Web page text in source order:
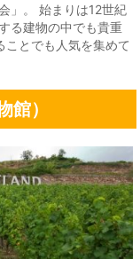
」。 始まりは12世紀
る建物の中でも貴重
とでも人気を集めて
）